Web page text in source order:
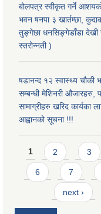
बोलपत्र स्वीकृत गर्ने
भवन षनपा ३ खार्तम्छा,
तुङ्गेछा धनसिङ्गेडाँडा
स्तरोन्नती )
षडानन्द १२ स्वास्थ्य चौकी
सम्बन्धी मेशिनरी औजारहरु,
सामाग्रीहरु खरिद कार्यका
आह्वानको सूचना !!!
Pages
1 2 3
6 7
next ›